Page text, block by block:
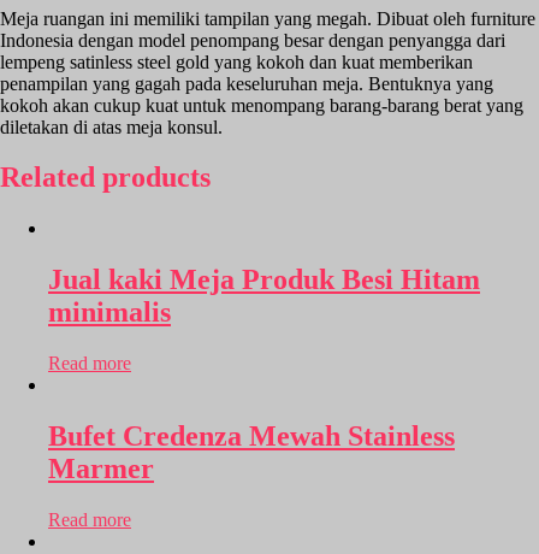
Meja ruangan ini memiliki tampilan yang megah. Dibuat oleh furniture
Indonesia dengan model penompang besar dengan penyangga dari
lempeng satinless steel gold yang kokoh dan kuat memberikan
penampilan yang gagah pada keseluruhan meja. Bentuknya yang
kokoh akan cukup kuat untuk menompang barang-barang berat yang
diletakan di atas meja konsul.
Related products
Jual kaki Meja Produk Besi Hitam
minimalis
Read more
Bufet Credenza Mewah Stainless
Marmer
Read more